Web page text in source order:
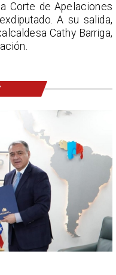
Corte de Apelaciones
A su salida,
Cathy Barriga,